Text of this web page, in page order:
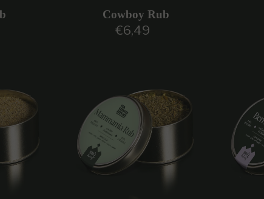
Cowboy Rub
Prezzo regolare
€6,49